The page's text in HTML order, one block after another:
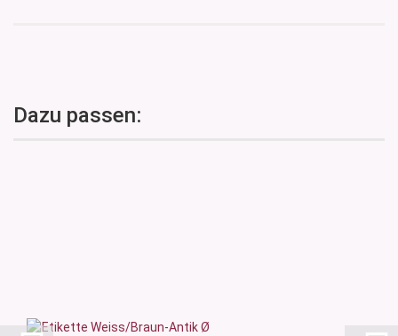
Dazu passen: